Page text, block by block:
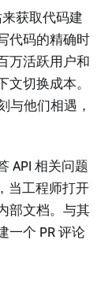
获取代码建
代码的精确时
万活跃用户和
切换成本。
与他们相遇，
API 相关问题
当工程师打开
部文档。与其
一个 PR 评论